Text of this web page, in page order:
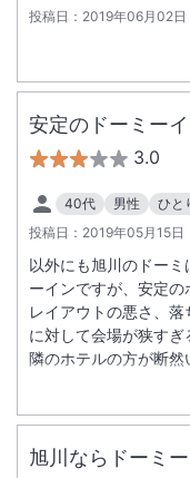
投稿日： 2019年06月02日
安定のドーミー
3.0
40代 男性
ひと
投稿日： 2019年05月15日
以外にも旭川のドー
ーインですが、安定
レイアウトの悪さ、
に対して会場が狭す
隣のホテルの方が断然
旭川ならドーミ